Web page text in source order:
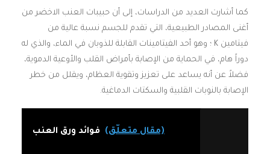
كما أشارت العديد من الدراسات، إلى أن حبيبات العنب الاخضر من
أغنى المصادر الطبيعية، التي تقدم للجسم نسبة عالية من
فيتامين K ؛ وهو أحد الفيتامينات القابلة للذوبان في الماء، والذي له
دوراً هام، في الحماية من الإصابة بأمراض القلب والأوعية الدموية،
فضلاً عن أنه يساعد على تعزيز وتقوية العظام، ويقلل من خطر
الإصابة بالنوبات القلبية والسكتات الدماغية.
(مقال متعلّق) فوائد ورق العنب